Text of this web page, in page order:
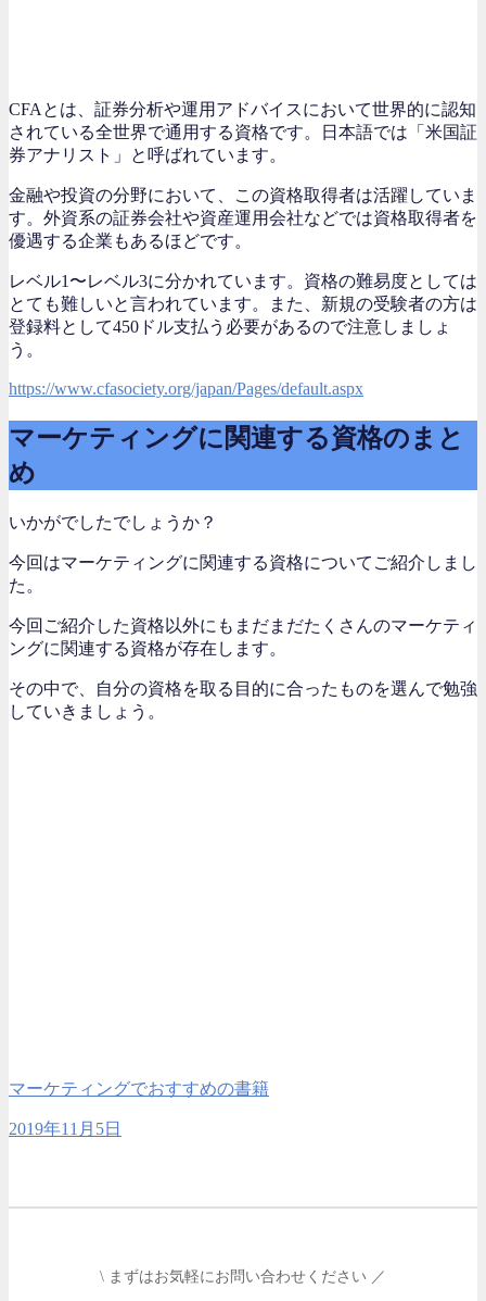
CFAとは、証券分析や運用アドバイスにおいて世界的に認知
されている全世界で通用する資格です。日本語では「米国証
券アナリスト」と呼ばれています。
金融や投資の分野において、この資格取得者は活躍していま
す。外資系の証券会社や資産運用会社などでは資格取得者を
優遇する企業もあるほどです。
レベル1〜レベル3に分かれています。資格の難易度としては
とても難しいと言われています。また、新規の受験者の方は
登録料として450ドル支払う必要があるので注意しましょ
う。
https://www.cfasociety.org/japan/Pages/default.aspx
マーケティングに関連する資格のまと
め
いかがでしたでしょうか？
今回はマーケティングに関連する資格についてご紹介しまし
た。
今回ご紹介した資格以外にもまだまだたくさんのマーケティ
ングに関連する資格が存在します。
その中で、自分の資格を取る目的に合ったものを選んで勉強
していきましょう。
マーケティングでおすすめの書籍
2019年11月5日
\ まずはお気軽にお問い合わせください ／